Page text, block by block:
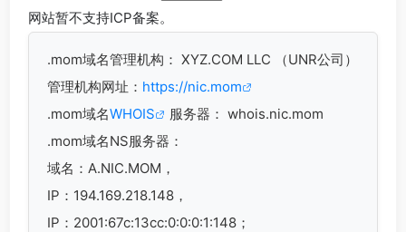
网站暂不支持ICP备案。
.mom域名管理机构： XYZ.COM LLC （UNR公司）
管理机构网址： https://nic.mom
.mom域名WHOIS
服务器： whois.nic.mom
.mom域名NS服务器：
域名：A.NIC.MOM，
IP：194.169.218.148，
IP：2001:67c:13cc:0:0:0:1:148；